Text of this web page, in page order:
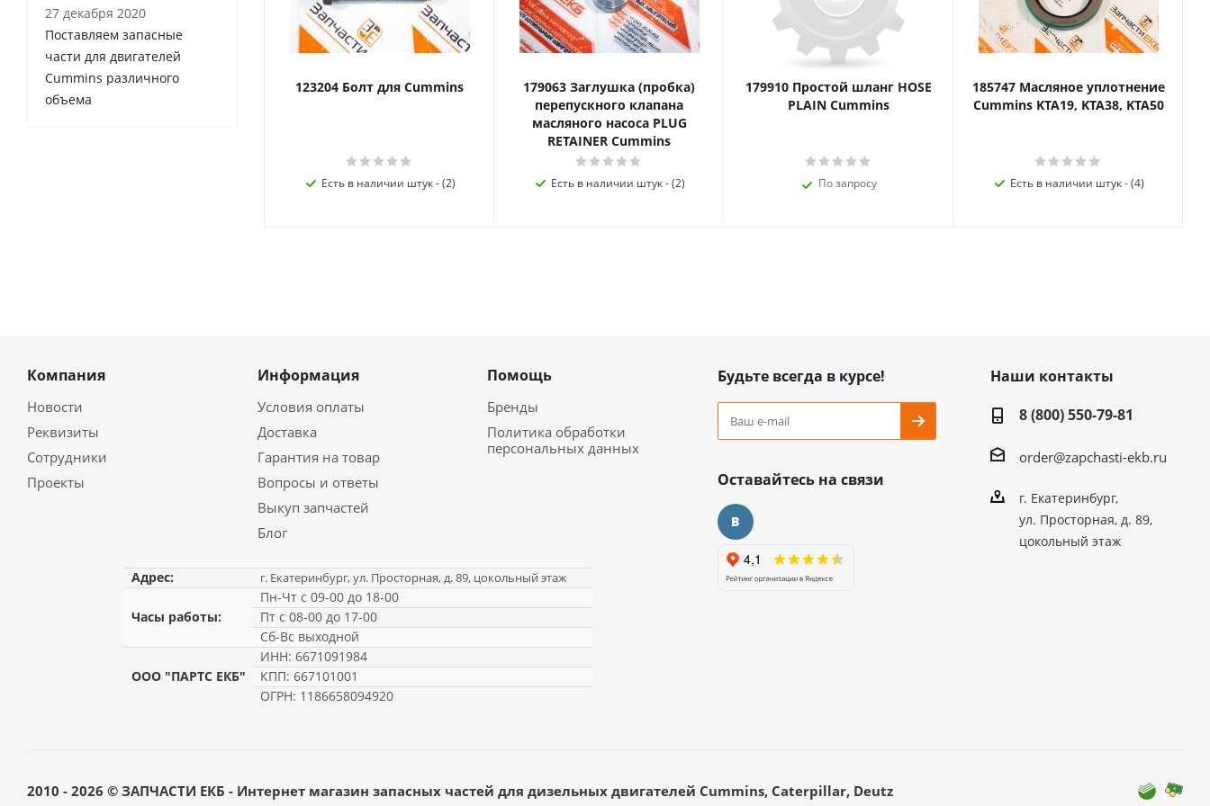
123204 Болт для Cummins
Есть в наличии штук - (2)
179063 Заглушка (пробка)
перепускного клапана
масляного насоса PLUG
RETAINER Cummins
Есть в наличии штук - (2)
179910 Простой шланг HOSE
PLAIN Cummins
По запросу
185747 Масляное уплотнение
Cummins KTA19, KTA38, KTA50
Есть в наличии штук - (4)
27 декабря 2020
Поставляем запасные
части для двигателей
Cummins различного
объема
Компания
Новости
Реквизиты
Сотрудники
Проекты
Информация
Условия оплаты
Доставка
Гарантия на товар
Вопросы и ответы
Выкуп запчастей
Блог
Помощь
Бренды
Политика обработки
персональных данных
Адрес: г. Екатеринбург, ул. Просторная, д. 89, цокольный этаж
Часы работы:
Пн-Чт с 09-00 до 18-00
Пт с 08-00 до 17-00
Сб-Вс выходной
ООО "ПАРТС ЕКБ"
ИНН: 6671091984
КПП: 667101001
ОГРН: 1186658094920
Будьте всегда в курсе!
Оставайтесь на связи
Наши контакты
8 (800) 550-79-81
order@zapchasti-ekb.ru
г. Екатеринбург,
ул. Просторная, д. 89,
цокольный этаж
2010 - 2026 © ЗАПЧАСТИ ЕКБ - Интернет магазин запасных частей для дизельных двигателей Cummins, Caterpillar, Deutz